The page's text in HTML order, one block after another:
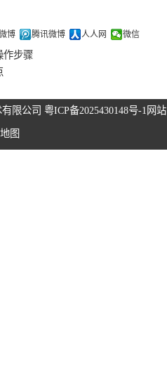
博 腾讯微博 人人网 微信
作步骤
限公司 粤ICP备2025430148号-1 网站
地图